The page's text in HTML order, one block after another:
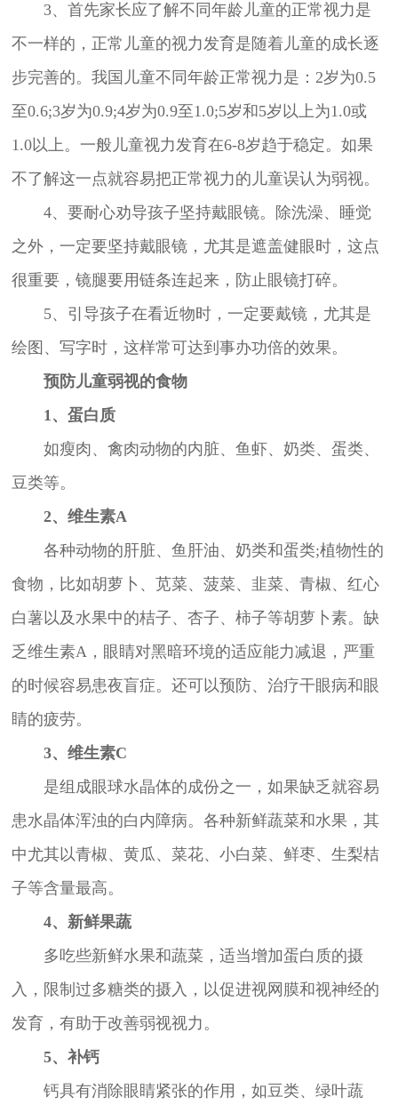
3、首先家长应了解不同年龄儿童的正常视力是
不一样的，正常儿童的视力发育是随着儿童的成长逐
步完善的。我国儿童不同年龄正常视力是：2岁为0.5
至0.6;3岁为0.9;4岁为0.9至1.0;5岁和5岁以上为1.0或
1.0以上。一般儿童视力发育在6-8岁趋于稳定。如果
不了解这一点就容易把正常视力的儿童误认为弱视。
4、要耐心劝导孩子坚持戴眼镜。除洗澡、睡觉
之外，一定要坚持戴眼镜，尤其是遮盖健眼时，这点
很重要，镜腿要用链条连起来，防止眼镜打碎。
5、引导孩子在看近物时，一定要戴镜，尤其是
绘图、写字时，这样常可达到事办功倍的效果。
预防儿童弱视的食物
1、蛋白质
如瘦肉、禽肉动物的内脏、鱼虾、奶类、蛋类、
豆类等。
2、维生素A
各种动物的肝脏、鱼肝油、奶类和蛋类;植物性的
食物，比如胡萝卜、苋菜、菠菜、韭菜、青椒、红心
白薯以及水果中的桔子、杏子、柿子等胡萝卜素。缺
乏维生素A，眼睛对黑暗环境的适应能力减退，严重
的时候容易患夜盲症。还可以预防、治疗干眼病和眼
睛的疲劳。
3、维生素C
是组成眼球水晶体的成份之一，如果缺乏就容易
患水晶体浑浊的白内障病。各种新鲜蔬菜和水果，其
中尤其以青椒、黄瓜、菜花、小白菜、鲜枣、生梨桔
子等含量最高。
4、新鲜果蔬
多吃些新鲜水果和蔬菜，适当增加蛋白质的摄
入，限制过多糖类的摄入，以促进视网膜和视神经的
发育，有助于改善弱视视力。
5、补钙
钙具有消除眼睛紧张的作用，如豆类、绿叶蔬